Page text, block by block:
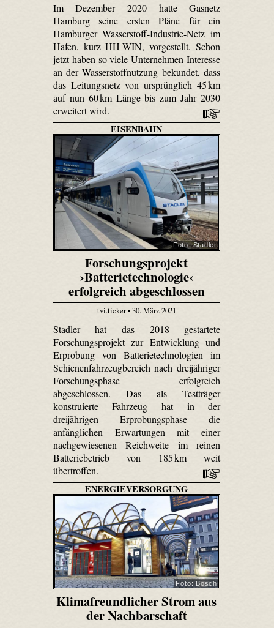
Im Dezember 2020 hatte Gasnetz
Hamburg seine ersten Pläne für ein
Hamburger Wasserstoff-Industrie-Netz im
Hafen, kurz HH-WIN, vorgestellt. Schon
jetzt haben so viele Unternehmen Interesse
an der Wasserstoffnutzung bekundet, dass
das Leitungsnetz von ursprünglich 45 km
auf nun 60 km Länge bis zum Jahr 2030
erweitert wird.
EISENBAHN
Foto: Stadler
Forschungsprojekt
›Batterietechnologie‹
erfolgreich abgeschlossen
tvi.ticker • 30. März 2021
Stadler hat das 2018 gestartete
Forschungsprojekt zur Entwicklung und
Erprobung von Batterietechnologien im
Schienenfahrzeugbereich nach dreijähriger
Forschungsphase erfolgreich
abgeschlossen. Das als Testträger
konstruierte Fahrzeug hat in der
dreijährigen Erprobungsphase die
anfänglichen Erwartungen mit einer
nachgewiesenen Reichweite im reinen
Batteriebetrieb von 185 km weit
übertroffen.
ENERGIEVERSORGUNG
Foto: Bosch
Klimafreundlicher Strom aus
der Nachbarschaft